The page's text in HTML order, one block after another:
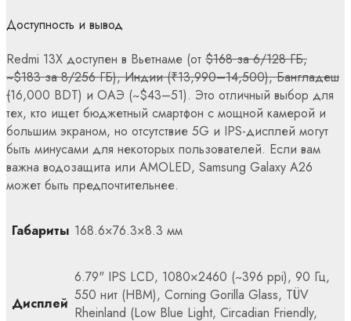
Доступность и вывод
Redmi 13X доступен в Вьетнаме (от $168 за 6/128 ГБ,
~$183 за 8/256 ГБ), Индии (₹13,990–14,500), Бангладеш
(16,000 BDT) и ОАЭ (~$43–51). Это отличный выбор для
тех, кто ищет бюджетный смартфон с мощной камерой и
большим экраном, но отсутствие 5G и IPS-дисплей могут
быть минусами для некоторых пользователей. Если вам
важна водозащита или AMOLED, Samsung Galaxy A26
может быть предпочтительнее.
Габариты 168.6×76.3×8.3 мм
Дисплей
6.79" IPS LCD, 1080×2460 (~396 ppi), 90 Гц,
550 нит (HBM), Corning Gorilla Glass, TÜV
Rheinland (Low Blue Light, Circadian Friendly,